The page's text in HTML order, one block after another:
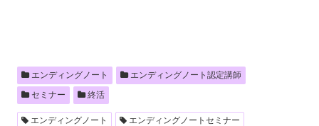
エンディングノート
エンディングノート認定講師
セミナー
終活
エンディングノート
エンディングノートセミナー